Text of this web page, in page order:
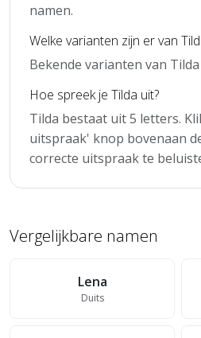
namen.
Welke varianten zijn er van
Bekende varianten van
Hoe spreek je Tilda uit?
Tilda bestaat uit 5 letters.
uitspraak' knop bovenaan
correcte uitspraak te
Vergelijkbare namen
Lena
Duits